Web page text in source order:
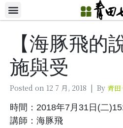
【海豚飛的
施與受
Posted on 12 7 月, 2018 By 青
時間：2018年7月31日(二
講師：海豚飛